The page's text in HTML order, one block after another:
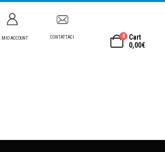
MIO ACCOUNT CONTATTACI 0
Cart
0,00€